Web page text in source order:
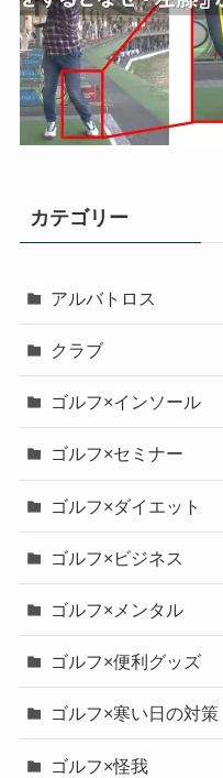
カテゴリー
アルバトロス
クラブ
ゴルフ×インソール
ゴルフ×セミナー
ゴルフ×ダイエット
ゴルフ×ビジネス
ゴルフ×メンタル
ゴルフ×便利グッズ
ゴルフ×寒い日の対策
ゴルフ×怪我